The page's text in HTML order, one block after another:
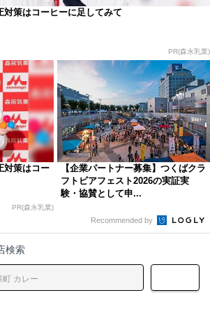
対策はコーヒーに足してみて
PR(森永乳業)
対策はコー
PR(森永乳業)
【企業パートナー募集】つくばクラ
フトビアフェスト2026の実証実
験・協賛として申...
Recommended by
検索